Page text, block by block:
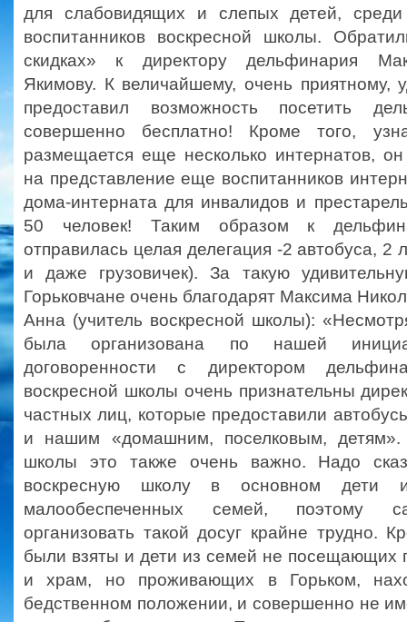
для слабовидящих и слепых детей, среди
воспитанников воскресной школы.
скидках» к директору дельфинария
Якимову. К величайшему, очень приятному,
предоставил возможность посетить
совершенно бесплатно! Кроме того,
размещается еще несколько интернатов,
на представление еще воспитанников
дома-интерната для инвалидов и
50 человек! Таким образом к
отправилась целая делегация -2 автобуса, 2
и даже грузовичек). За такую
Горьковчане очень благодарят Максима
Анна (учитель воскресной школы):
была организована по нашей
договоренности с директором
воскресной школы очень признательны
частных лиц, которые предоставили
и нашим «домашним, поселковым, детям».
школы это также очень важно. Надо
воскресную школу в основном дети
малообеспеченных семей, поэтому
организовать такой досуг крайне трудно.
были взяты и дети из семей не посещающих
и храм, но проживающих в Горьком,
бедственном положении, и совершенно не